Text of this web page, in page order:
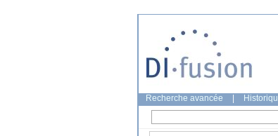
Recherche avancée